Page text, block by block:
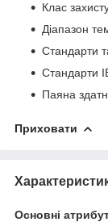
Клас
Діапазон
Стандарти
Стандарти
Паяна
Приховати
Основні